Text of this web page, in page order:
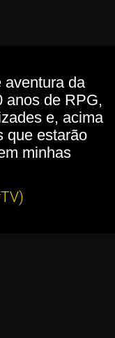
aventura da
anos de RPG,
e, acima
que estarão
minhas